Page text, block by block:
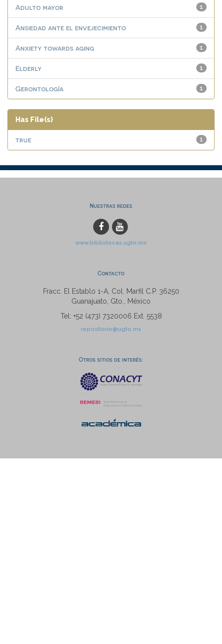
1
Adulto mayor
1
Ansiedad ante el envejecimiento
1
Anxiety towards aging
1
Elderly
1
Gerontología
Has File(s)
1
true
Nuestras redes
www.bibliotecas.ugto.mx
Contacto
Fracc. El Establo 1-A, Col. Marfil C.P. 36250
Guanajuato, Gto., México
Tel: +52 (473) 7320006 Ext. 5538
repositorio@ugto.mx
Otros sitios de interés: